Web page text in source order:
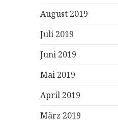
August 2019
Juli 2019
Juni 2019
Mai 2019
April 2019
März 2019